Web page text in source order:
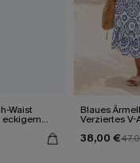
Waist
eckigem
Blaues
Verziertes
38,00 €